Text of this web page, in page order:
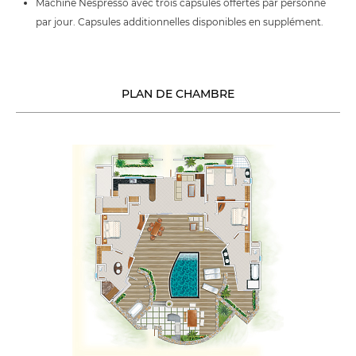
Machine Nespresso avec trois capsules offertes par personne
par jour. Capsules additionnelles disponibles en supplément.
PLAN DE CHAMBRE